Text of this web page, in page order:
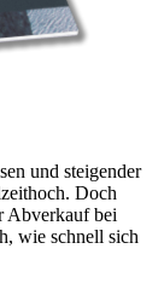
und steigender
Doch
Abverkauf bei
wie schnell sich